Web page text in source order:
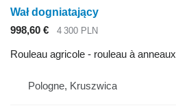
Wał dogniatający
998,60 €
4 300 PLN
Rouleau agricole - rouleau à anneaux
Pologne, Kruszwica